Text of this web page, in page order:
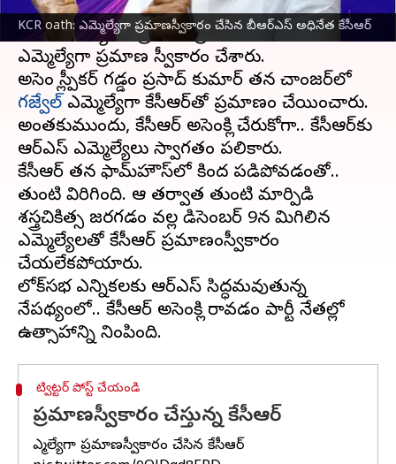
KCR oath: ఎమ్మెల్యేగా ప్రమాణస్వీకారం చేసిన బీఆర్‌ఎస్ అధినేత కేసీఆర్
BRS supremo KCR oath: బీఆర్‌ఎస్ అధ్యక్షుడు,
మాజీ ముఖ్యమంత్రి కే చంద్రశేఖరరావు గురువారం
ఎమ్మెల్యేగా ప్రమాణ స్వీకారం చేశారు.
అసెంబ్లీ స్పీకర్‌ గడ్డం ప్రసాద్‌ కుమార్‌ తన చాంజర్‌లో
గజ్వేల్‌ ఎమ్మెల్యేగా కేసీఆర్‌‌తో ప్రమాణం చేయించారు.
అంతకుముందు, కేసీఆర్‌ అసెంబ్లీకి చేరుకోగా.. కేసీఆర్‌కు
బీఆర్‌ఎస్‌ ఎమ్మెల్యేలు స్వాగతం పలికారు.
కేసీఆర్ తన ఫామ్‌హౌస్‌లో కింద పడిపోవడంతో..
తుంటి విరిగింది. ఆ తర్వాత తుంటి మార్పిడి
శస్త్రచికిత్స జరగడం వల్ల డిసెంబర్ 9న మిగిలిన
ఎమ్మెల్యేలతో కేసీఆర్ ప్రమాణంస్వీకారం
చేయలేకపోయారు.
లోక్‌సభ ఎన్నికలకు బీఆర్ఎస్ సిద్ధమవుతున్న
నేపథ్యంలో.. కేసీఆర్ అసెంబ్లీకి రావడం పార్టీ నేతల్లో
ట్విట్టర్ పోస్ట్ చేయండి
ప్రమాణస్వీకారం చేస్తున్న కేసీఆర్
ఎమ్మెల్యేగా ప్రమాణస్వీకారం చేసిన కేసీఆర్